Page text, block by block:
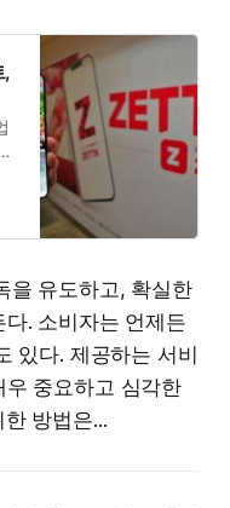
,
을 유도하고, 확실한
. 소비자는 언제든
있다. 제공하는 서비
중요하고 심각한
방법은...